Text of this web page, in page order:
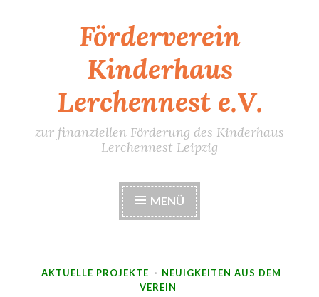
Förderverein
Kinderhaus
Lerchennest e.V.
zur finanziellen Förderung des Kinderhaus
Lerchennest Leipzig
MENÜ
AKTUELLE PROJEKTE · NEUIGKEITEN AUS DEM
VEREIN